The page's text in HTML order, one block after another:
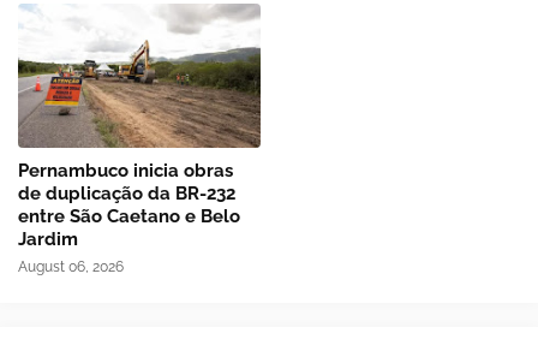
Pernambuco inicia obras
de duplicação da BR-232
entre São Caetano e Belo
Jardim
August 06, 2026